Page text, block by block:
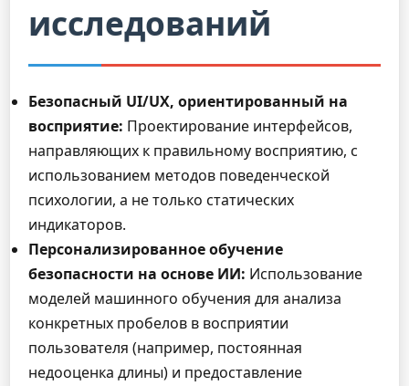
исследований
Безопасный UI/UX, ориентированный на
восприятие: Проектирование интерфейсов,
направляющих к правильному восприятию, с
использованием методов поведенческой
психологии, а не только статических
индикаторов.
Персонализированное обучение
безопасности на основе ИИ: Использование
моделей машинного обучения для анализа
конкретных пробелов в восприятии
пользователя (например, постоянная
недооценка длины) и предоставление